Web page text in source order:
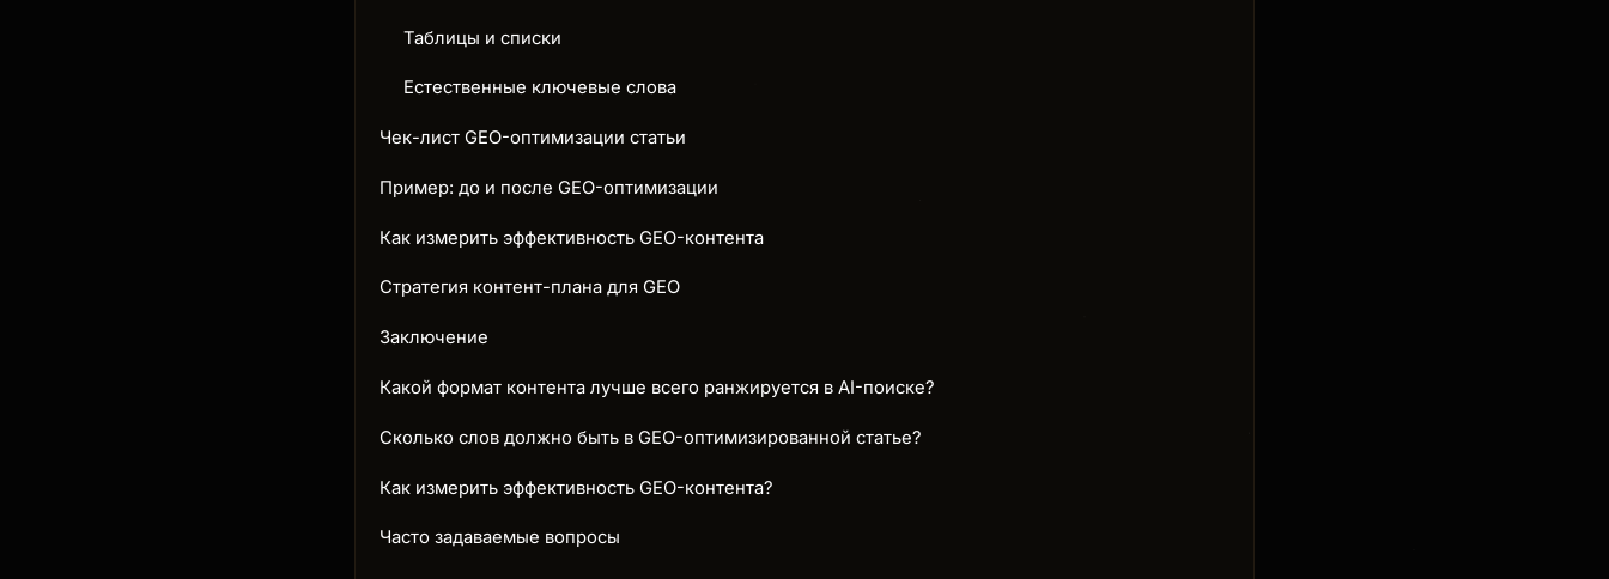
Таблицы и списки
Естественные ключевые слова
Чек-лист GEO-оптимизации статьи
Пример: до и после GEO-оптимизации
Как измерить эффективность GEO-контента
Стратегия контент-плана для GEO
Заключение
Какой формат контента лучше всего ранжируется в AI-поиске?
Сколько слов должно быть в GEO-оптимизированной статье?
Как измерить эффективность GEO-контента?
Часто задаваемые вопросы